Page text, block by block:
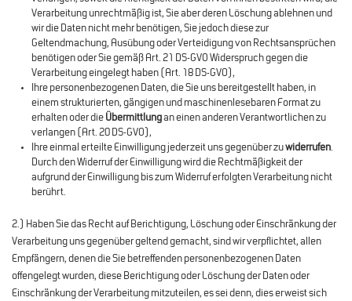
Verarbeitung unrechtmäßig ist, Sie aber deren Löschung ablehnen und
wir die Daten nicht mehr benötigen, Sie jedoch diese zur
Geltendmachung, Ausübung oder Verteidigung von Rechtsansprüchen
benötigen oder Sie gemäß Art. 21 DS-GVO Widerspruch gegen die
Verarbeitung eingelegt haben (Art. 18 DS-GVO),
Ihre personenbezogenen Daten, die Sie uns bereitgestellt haben, in
einem strukturierten, gängigen und maschinenlesebaren Format zu
erhalten oder die Übermittlungan einen anderen Verantwortlichen zu
verlangen (Art. 20 DS-GVO),
Ihre einmal erteilte Einwilligung jederzeit uns gegenüber zuwiderrufen.
Durch den Widerruf der Einwilligung wird die Rechtmäßigkeit der
aufgrund der Einwilligung bis zum Widerruf erfolgten Verarbeitung nicht
berührt.
2.) Haben Sie das Recht auf Berichtigung, Löschung oder Einschränkung der
Verarbeitung uns gegenüber geltend gemacht, sind wir verpflichtet, allen
Empfängern, denen die Sie betreffenden personenbezogenen Daten
offengelegt wurden, diese Berichtigung oder Löschung der Daten oder
Einschränkung der Verarbeitung mitzuteilen, es sei denn, dies erweist sich